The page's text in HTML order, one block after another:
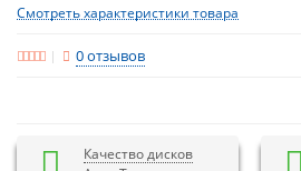
Смотреть характеристики товара
0 отзывов
Качество дисков